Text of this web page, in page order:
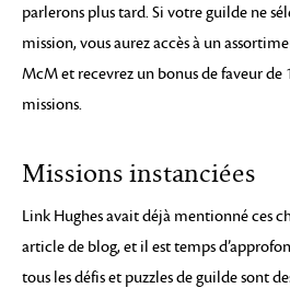
parlerons plus tard. Si votre guilde ne
mission, vous aurez accès à un
McM et recevrez un bonus de faveur de
missions.
Missions instanciées
Link Hughes avait déjà mentionné ces
article de blog, et il est temps
tous les défis et puzzles de guilde sont